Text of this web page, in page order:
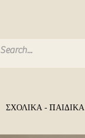
ΣΧΟΛΙΚΑ - ΠΑΙΔΙΚΑ